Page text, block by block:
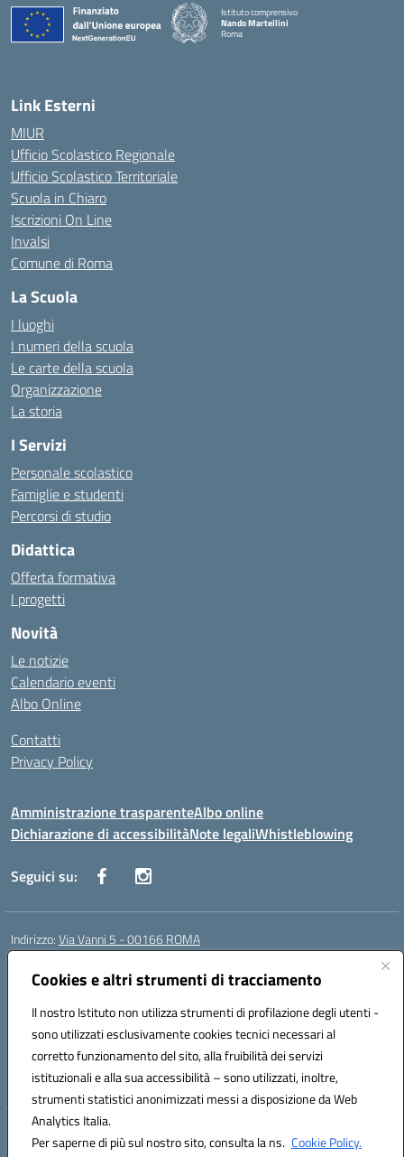
Cookies e altri strumenti di tracciamento
Il nostro Istituto non utilizza strumenti di profilazione degli utenti -
sono utilizzati esclusivamente cookies tecnici necessari al
corretto funzionamento del sito, alla fruibilità dei servizi
istituzionali e alla sua accessibilità – sono utilizzati, inoltre,
strumenti statistici anonimizzati messi a disposizione da Web
Analytics Italia.
Per saperne di più sul nostro sito, consulta la ns. Cookie Policy.
Istituto comprensivo
Nando Martellini
Roma
Link Esterni
MIUR
Ufficio Scolastico Regionale
Ufficio Scolastico Territoriale
Scuola in Chiaro
Iscrizioni On Line
Invalsi
Comune di Roma
La Scuola
I luoghi
I numeri della scuola
Le carte della scuola
Organizzazione
La storia
I Servizi
Personale scolastico
Famiglie e studenti
Percorsi di studio
Didattica
Offerta formativa
I progetti
Novità
Le notizie
Calendario eventi
Albo Online
Contatti
Privacy Policy
Amministrazione trasparenteAlbo online
Dichiarazione di accessibilitàNote legaliWhistleblowing
Seguici su:
Indirizzo:Via Vanni 5 - 00166 ROMA
Centralino:
Posta elettronica certificata (PEC):RMIC86500P@pec.istruzione.it
Codice fiscale: 97197050582
Codice meccanografico:RMIC86500P
Codice Indice delle Pubbliche Amministrazioni (IPA): istsc_RMIC86500P
Codice unico di fatturazione (CUF): UFSRRZ
Hosting & Powered by 3D Solution S.r.l.